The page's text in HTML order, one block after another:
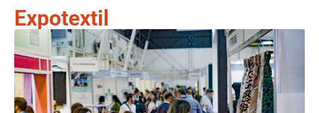
Expotextil